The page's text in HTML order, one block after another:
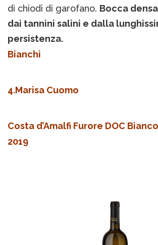
di chiodi di garofano. Bocca
dai tannini salini e dalla
persistenza.
Bianchi
4.Marisa Cuomo
Costa d’Amalfi Furore DOC
2019